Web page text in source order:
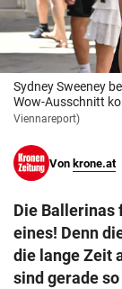
© Krone
Muthgasse 2,
Sydney Sweeney
Wow-Ausschnitt
Viennareport)
Von krone.at
Die Ballerinas
eines! Denn
die lange Zeit
sind gerade